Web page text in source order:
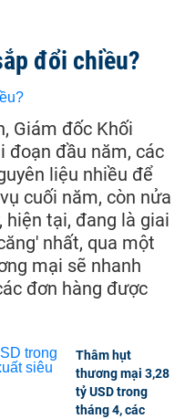
đổi chiều?
Giám đốc Khối
đoạn đầu năm, các
liệu nhiều để
cuối năm, còn nửa
hiện tại, đang là giai
nhất, qua một
mại sẽ nhanh
đơn hàng được
Thâm hụt
thương mại 3,28
tỷ USD trong
tháng 4, các